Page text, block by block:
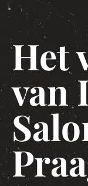
Het
van